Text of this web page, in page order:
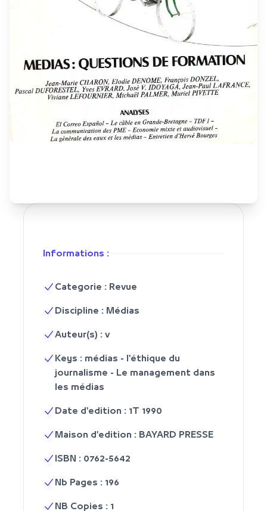
Informations :
Categorie : Revue
Discipline : Médias
Auteur(s) : v
Keys : médias - l'éthique du
journalisme - Le management dans
les médias
Date d'edition : 1T 1990
Maison d'edition : BAYARD PRESSE
ISBN : 0762-5642
Nb Pages : 196
NB Copies : 1